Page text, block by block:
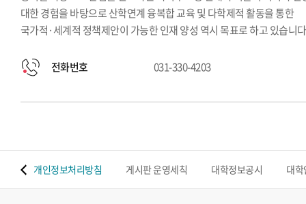
대한 경험을 바탕으로 산학연계 융복합 교육 및 다학제적 활동을 통한
국가적·세계적 정책제안이 가능한 인재 양성 역시 목표로 하고 있습니
전화번호 031-330-4203
개인정보처리방침 게시판 운영세칙 대학정보공시 대